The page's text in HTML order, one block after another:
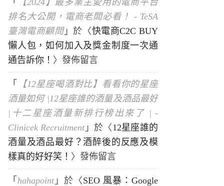
「
【2024】最多業主愛用的電商平台
排名大公開，電商老闆必看！ - TeSA
臺灣電商顧問」於〈快電商C2C BUY
懶人包，如何加入及獎金制度一次通
通告訴你！ 〉發佈留言
「
【12星座喝酒對比】看看你的星座
酒量如何 |12星座誰的酒量及酒品最好
|十二星座酒量新排行榜出來了 | -
Clinicek Recruitment 」於〈 12星座誰的
酒量及酒品最好？酒醉後的反應及模
樣真的好好笑！ 〉發佈留言
「 hahapoint 」於〈 SEO 風暴：Google